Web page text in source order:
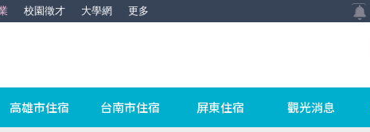
校園徵才 大學網 更多
高雄市住宿 台南市住宿 屏東住宿 觀光消息